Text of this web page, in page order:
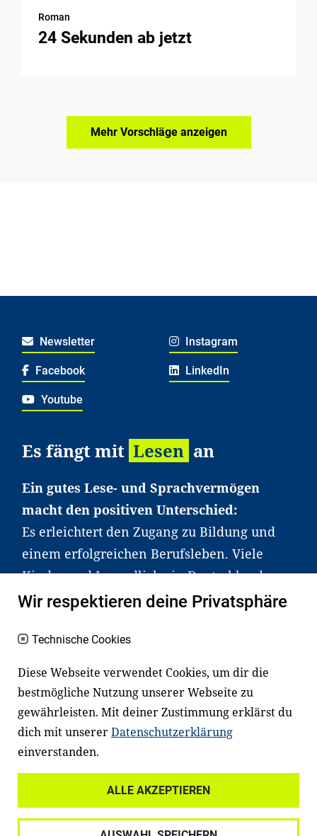
Roman
24 Sekunden ab jetzt
Mehr Vorschläge anzeigen
Newsletter Instagram
Facebook LinkedIn
Youtube
Es fängt mit Lesen an
Ein gutes Lese- und Sprachvermögen
macht den positiven Unterschied:
Es erleichtert den Zugang zu Bildung und
einem erfolgreichen Berufsleben. Viele
Kinder und Jugendliche in Deutschland
haben aber große Schwierigkeiten dabei.
an Familien sowie an Erzieher*innen,
Lehrer*innen und andere
Fachexpert*innen. Dafür arbeiten wir eng
mit Ministerien, wissenschaftlichen
Einrichtungen, Verbänden, Unternehmen
und anderen Stiftungen zusammen.
Datenschutz
Wir respektieren deine Privatsphäre
Technische Cookies
Diese Webseite verwendet Cookies, um dir die
bestmögliche Nutzung unserer Webseite zu
gewährleisten. Mit deiner Zustimmung erklärst du
dich mit unsererDatenschutzerklärung
einverstanden.
ALLE AKZEPTIEREN